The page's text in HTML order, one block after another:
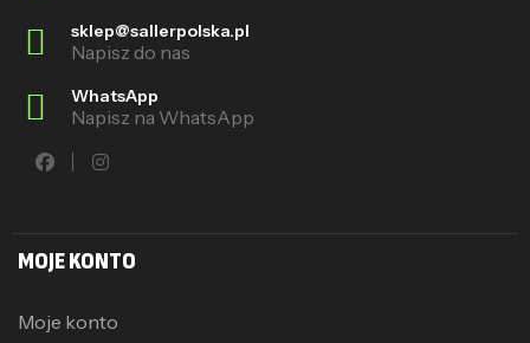
sklep@sallerpolska.pl
Napisz do nas
WhatsApp
Napisz na WhatsApp
MOJE KONTO
Moje konto